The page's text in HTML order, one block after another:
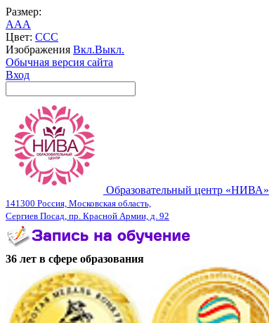
Размер:
AAA
Цвет: CCC
Изображения Вкл.Выкл.
Обычная версия сайта
Вход
Образовательный центр «НИВА»
141300 Россия, Московская область,
Сергиев Посад, пр. Красной Армии, д. 92
36 лет в сфере образования